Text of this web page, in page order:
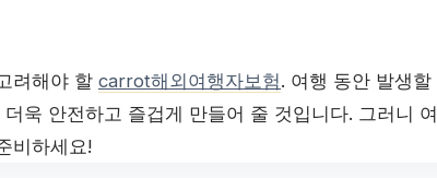
려해야 할 carrot해외여행자보험. 여행 동안 발생
욱 안전하고 즐겁게 만들어 줄 것입니다. 그러니
비하세요!